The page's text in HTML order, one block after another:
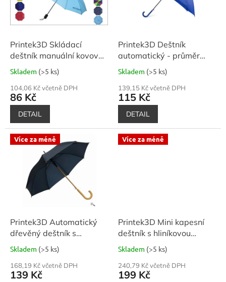
ů
u
Printek3D Skládací
deštník manuální kovový
- nylonový
Skladem (>5 ks)
104,06 Kč včetně DPH
86 Kč
DETAIL
Printek3D Deštník
automatický - průměr
105 cm
Skladem (>5 ks)
139,15 Kč včetně DPH
115 Kč
DETAIL
Více za méně
Printek3D Automatický
dřevěný deštník s
kovovými žebry -
elegance
Skladem (>5 ks)
168,19 Kč včetně DPH
139 Kč
Více za méně
Printek3D Mini kapesní
deštník s hliníkovou
konstrukcí - lehký
Skladem (>5 ks)
240,79 Kč včetně DPH
199 Kč